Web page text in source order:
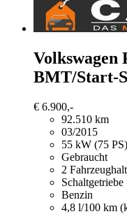
Volkswagen
BMT/Start-
€ 6.900,-
92.510 km
03/2015
55 kW (75 PS)
Gebraucht
2
Schaltgetriebe
Benzin
4,8 l/100 km